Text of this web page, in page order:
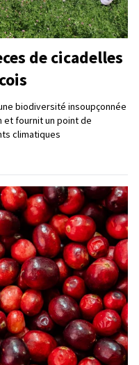
de cicadelles
biodiversité insoupçonnée
et fournit un point de
climatiques